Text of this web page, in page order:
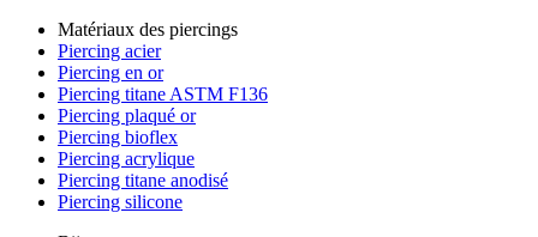
Matériaux des piercings
Piercing acier
Piercing en or
Piercing titane ASTM F136
Piercing plaqué or
Piercing bioflex
Piercing acrylique
Piercing titane anodisé
Piercing silicone